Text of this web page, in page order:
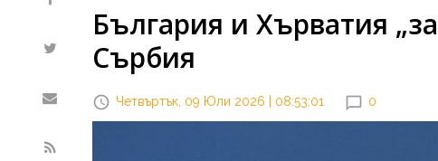
България и Хърватия
Сърбия
Четвъртък, 09 Юли 2026 | 08:53:01 0